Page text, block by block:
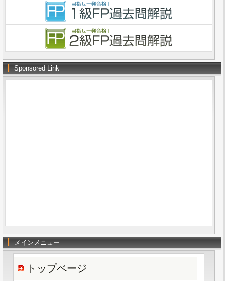
Sponsored Link
メインメニュー
トップページ